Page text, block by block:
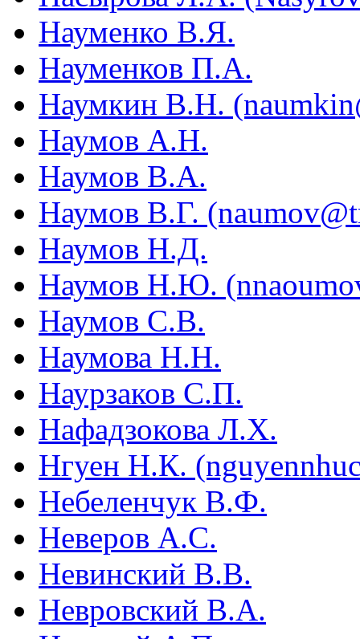
Науменко В.Я.
Науменков П.А.
Наумкин В.Н.
Наумов А.Н.
Наумов В.А.
Наумов В.Г.
Наумов Н.Д.
Наумов Н.Ю.
Наумов С.В.
Наумова Н.Н.
Наурзаков С.П.
Нафадзокова Л.Х.
Нгуен Н.К.
Небеленчук В.Ф.
Неверов А.С.
Невинский В.В.
Невровский В.А.